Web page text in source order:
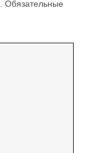
Обязательные